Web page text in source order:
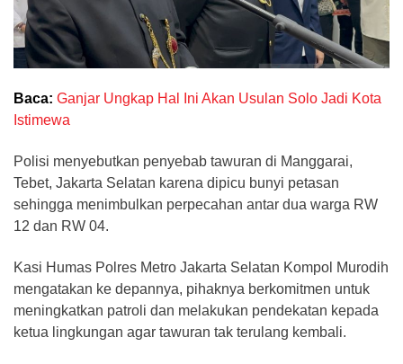
Baca: Ganjar Ungkap Hal Ini Akan Usulan Solo Jadi Kota
Istimewa
Polisi menyebutkan penyebab tawuran di Manggarai,
Tebet, Jakarta Selatan karena dipicu bunyi petasan
sehingga menimbulkan perpecahan antar dua warga RW
12 dan RW 04.
Kasi Humas Polres Metro Jakarta Selatan Kompol Murodih
mengatakan ke depannya, pihaknya berkomitmen untuk
meningkatkan patroli dan melakukan pendekatan kepada
ketua lingkungan agar tawuran tak terulang kembali.